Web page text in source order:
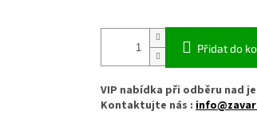
Přidat do
VIP nabídka při odběru nad
Kontaktujte nás :